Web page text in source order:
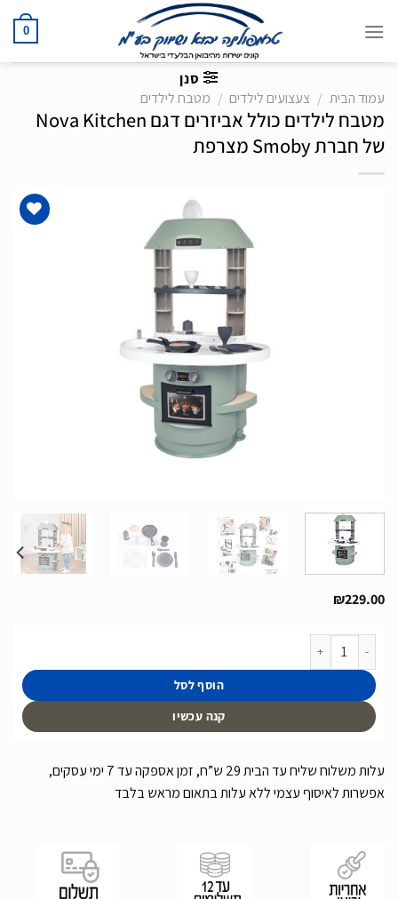
0
סנן
עמוד הבית
/ צעצועים לילדים / מטבח לילדים
מטבח לילדים כולל אביזרים דגם Nova Kitchen
של חברת Smoby מצרפת
₪229.00
כמות של מטבח לילדים כולל אביזרים דגם Nova Kitchen של חברת Smoby מצרפת
הוסף לסל
קנה עכשיו
עלות משלוח שליח עד הבית 29 ש”ח, זמן אספקה עד 7 ימי עסקים,
אפשרות לאיסוף עצמי ללא עלות בתאום מראש בלבד